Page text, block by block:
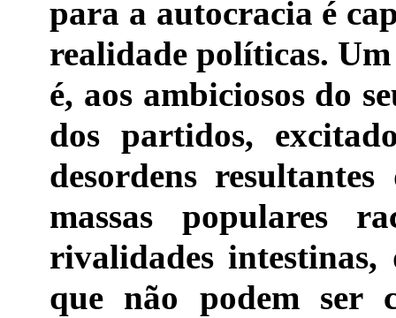
para a autocracia é
realidade políticas.
é, aos ambiciosos do
dos partidos,
desordens
massas populares
rivalidades
que não podem ser